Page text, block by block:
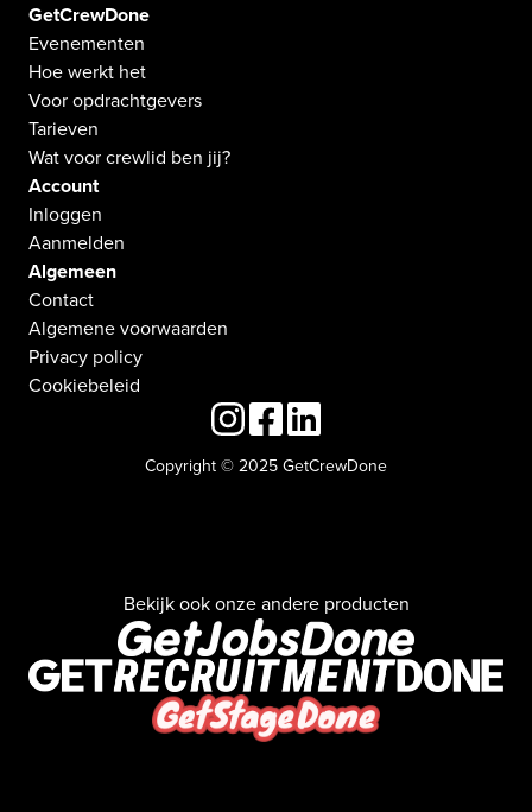
GetCrewDone
Evenementen
Hoe werkt het
Voor opdrachtgevers
Tarieven
Wat voor crewlid ben jij?
Account
Inloggen
Aanmelden
Algemeen
Contact
Algemene voorwaarden
Privacy policy
Cookiebeleid
Copyright © 2025 GetCrewDone
Bekijk ook onze andere producten